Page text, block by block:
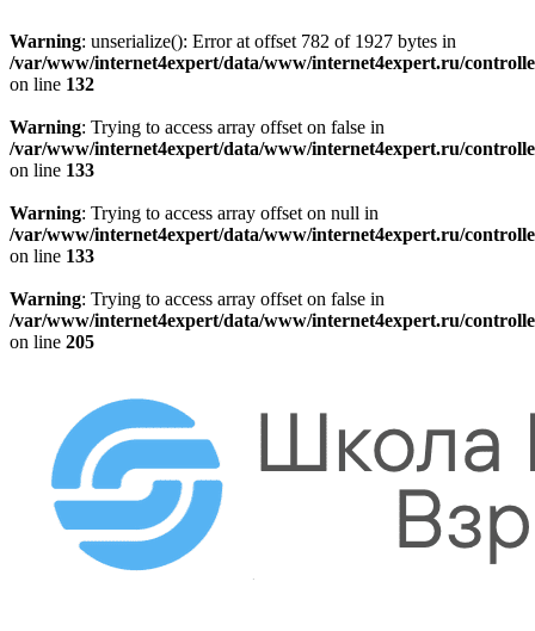
Warning: unserialize(): Error at offset 782 of 1927 bytes in
/var/www/internet4expert/data/www/internet4expert.ru/
on line 132
Warning: Trying to access array offset on false in
/var/www/internet4expert/data/www/internet4expert.ru/
on line 133
Warning: Trying to access array offset on null in
/var/www/internet4expert/data/www/internet4expert.ru/
on line 133
Warning: Trying to access array offset on false in
/var/www/internet4expert/data/www/internet4expert.ru/
on line 205